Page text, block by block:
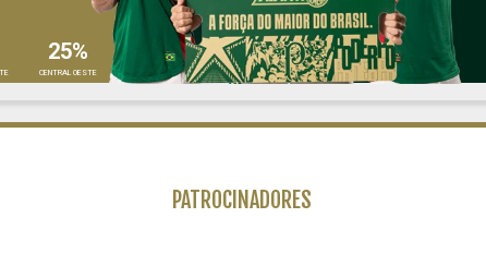
25%
CENTRAL OESTE
PATROCINADORES